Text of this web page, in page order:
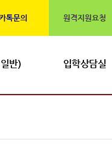
원격지원요청
톡문의
반) 입학상담실